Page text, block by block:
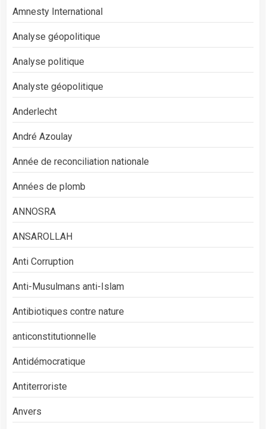
Amnesty International
Analyse géopolitique
Analyse politique
Analyste géopolitique
Anderlecht
André Azoulay
Année de reconciliation nationale
Années de plomb
ANNOSRA
ANSAROLLAH
Anti Corruption
Anti-Musulmans anti-Islam
Antibiotiques contre nature
anticonstitutionnelle
Antidémocratique
Antiterroriste
Anvers